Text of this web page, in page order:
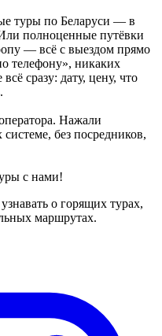
туры по Беларуси — в
полноценные путёвки
— всё с выездом прямо
телефону», никаких
сразу: дату, цену, что
Нажали
без посредников,
с нами!
о горящих турах,
маршрутах.